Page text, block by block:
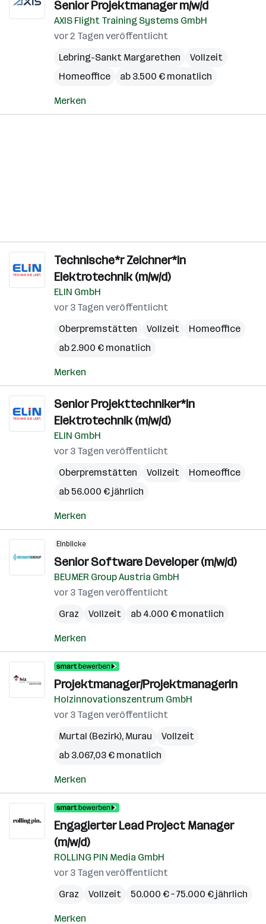
Senior Projektmanager m/w/d
AXIS Flight Training Systems GmbH
vor 2 Tagen veröffentlicht
Lebring-Sankt Margarethen
Vollzeit
Homeoffice
ab 3.500 € monatlich
Merken
Technische*r Zeichner*in
Elektrotechnik (m/w/d)
ELIN GmbH
vor 3 Tagen veröffentlicht
Oberpremstätten
Vollzeit
Homeoffice
ab 2.900 € monatlich
Merken
Senior Projekttechniker*in
Elektrotechnik (m/w/d)
ELIN GmbH
vor 3 Tagen veröffentlicht
Oberpremstätten
Vollzeit
Homeoffice
ab 56.000 € jährlich
Merken
Einblicke
Senior Software Developer (m/w/d)
BEUMER Group Austria GmbH
vor 3 Tagen veröffentlicht
Graz
Vollzeit ab 4.000 € monatlich
Merken
Projektmanager/Projektmanagerin
Holzinnovationszentrum GmbH
vor 3 Tagen veröffentlicht
Murtal (Bezirk), Murau
Vollzeit
ab 3.067,03 € monatlich
Merken
Engagierter Lead Project Manager
(m/w/d)
ROLLING PIN Media GmbH
vor 3 Tagen veröffentlicht
Graz
Vollzeit 50.000 € – 75.000 € jährlich
Merken